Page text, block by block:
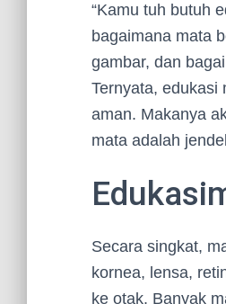
“Kamu tuh butuh
bagaimana mata
gambar, dan
Ternyata, edukasi
aman. Makanya
mata adalah
Secara singkat,
kornea, lensa,
ke otak. Banyak